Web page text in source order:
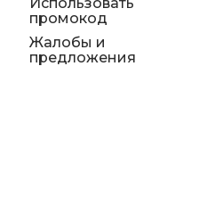
Использовать
промокод
Жалобы и
предложения